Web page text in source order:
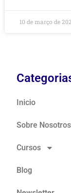
10 de março de
Inicio
Sobre Nosotros
Cursos
Blog